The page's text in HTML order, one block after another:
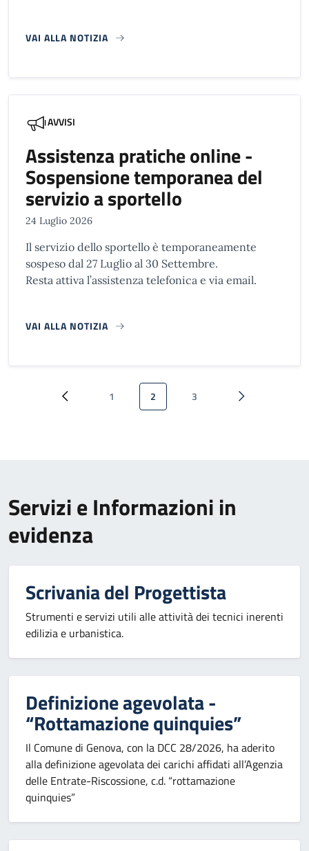
VAI ALLA NOTIZIA
AVVISI
Assistenza pratiche online -
Sospensione temporanea del
servizio a sportello
24 Luglio 2026
Il servizio dello sportello è temporaneamente
sospeso dal 27 Luglio al 30 Settembre.
Resta attiva l’assistenza telefonica e via email.
VAI ALLA NOTIZIA
Paginazione
Pagina precedente
Pagina
1 Pagina attuale
2 Pagina
3 Pagina
Servizi e Informazioni in
evidenza
Scrivania del Progettista
Strumenti e servizi utili alle attività dei tecnici inerenti
edilizia e urbanistica.
Definizione agevolata -
“Rottamazione quinquies”
Il Comune di Genova, con la DCC 28/2026, ha aderito
alla definizione agevolata dei carichi affidati all’Agenzia
delle Entrate-Riscossione, c.d. “rottamazione
quinquies”